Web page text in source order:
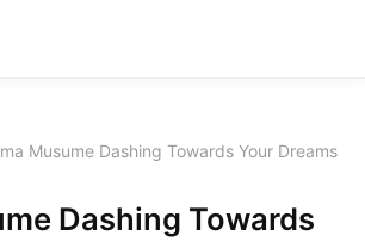
Musume Dashing Towards Your Dreams
Dashing Towards